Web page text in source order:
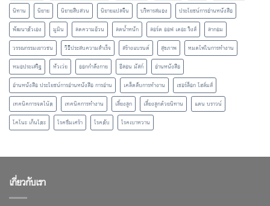
นิทาน
นิยาย นิยายสืบสวน นิยายแปลจีน บริหารสมอง
ประโยชน์การอ่านหนังสือ
พัฒนาตัวเอง
มูมิน ลดความอ้วน ลดน้ำหนัก ลอร์ด ออฟ เดอะ ริงส์
ลากอม
วรรณกรรมเยาวชน
วิธีประสบความสำเร็จ สร้างแบรนด์ สุขภาพ
หมดไฟในการทำงาน
หมอประเสริฐ
หัวเว่ย ออกกำลังกาย อีลอน มัสก์
อ่านหนังสือ
อ่านหนังสือ ประโยชน์การอ่านหนังสือ การอ่าน
เคล็ดลับการทำงาน
เชอร์ล็อก โฮล์มส์
เทคนิคการจดโน้ต
เทคนิคการทำงาน เลี้ยงลูก เลี้ยงลูกด้วยนิทาน
แดน บราวน์
โคโนะ เก็นโตะ
โรคซึมเศร้า โรคตับ โรคเบาหวาน
เกี่ยวกับเรา